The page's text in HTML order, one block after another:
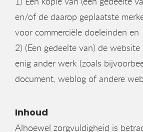
en/of de daarop geplaatste
voor commerciële doeleinden en
2) (Een gedeelte van) de
enig ander werk (zoals
document, weblog of andere
Inhoud
Alhoewel zorgvuldigheid is